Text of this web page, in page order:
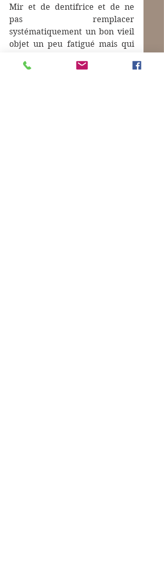
Mir et de dentifrice et de ne
pas remplacer
systématiquement un bon vieil
objet un peu fatigué mais qui
services...